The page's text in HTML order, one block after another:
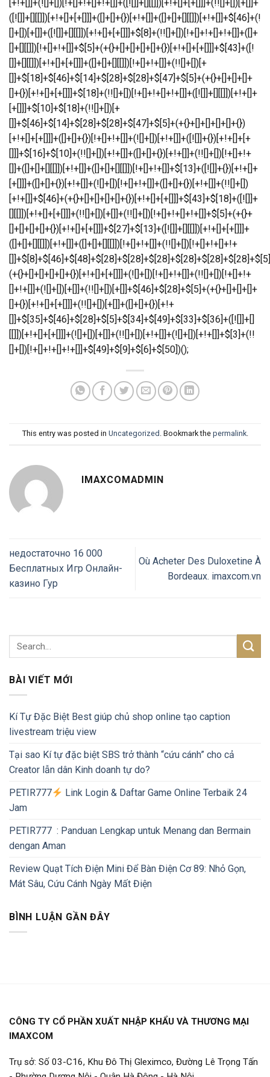
This entry was posted in Uncategorized . Bookmark the permalink.
IMAXCOMADMIN
недостаточно 16 000
Бесплатных Игр Онлайн-
казино Гур
Où Acheter Des Duloxetine À
Bordeaux. imaxcom.vn
BÀI VIẾT MỚI
Kí Tự Đặc Biệt Best giúp chủ shop online tạo caption
livestream triệu view
Tại sao Kí tự đặc biệt SBS trở thành “cứu cánh” cho cả
Creator lẫn dân Kinh doanh tự do?
PETIR777
Link Login & Daftar Game Online Terbaik 24
Jam
PETIR777 : Panduan Lengkap untuk Menang dan Bermain
dengan Aman
Review Quạt Tích Điện Mini Để Bàn Điện Cơ 89: Nhỏ Gọn,
Mát Sâu, Cứu Cánh Ngày Mất Điện
BÌNH LUẬN GẦN ĐÂY
CÔNG TY CỔ PHẦN XUẤT NHẬP KHẨU VÀ THƯƠNG MẠI
IMAXCOM
Trụ sở: Số 03-C16, Khu Đô Thị Gleximco, Đường Lê Trọng Tấn